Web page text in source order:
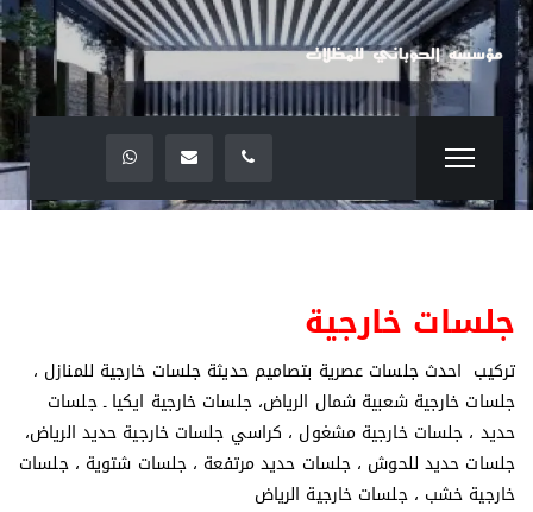
جلسات خارجية
تركيب احدث جلسات عصرية بتصاميم حديثة جلسات خارجية للمنازل ،
جلسات خارجية شعبية شمال الرياض، جلسات خارجية ايكيا ـ جلسات
حديد ، جلسات خارجية مشغول ، كراسي جلسات خارجية حديد الرياض،
جلسات حديد للحوش ، جلسات حديد مرتفعة ، جلسات شتوية ، جلسات
خارجية خشب ، جلسات خارجية الرياض